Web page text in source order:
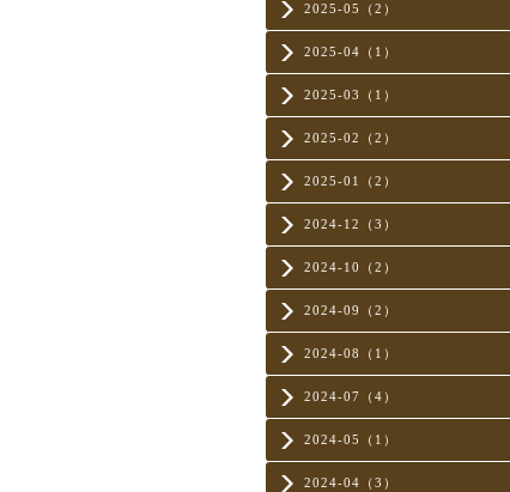
2025-05（2）
2025-04（1）
2025-03（1）
2025-02（2）
2025-01（2）
2024-12（3）
2024-10（2）
2024-09（2）
2024-08（1）
2024-07（4）
2024-05（1）
2024-04（3）